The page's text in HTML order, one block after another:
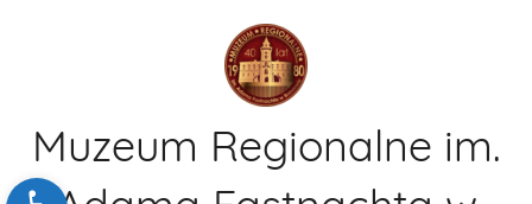
Open toolbar
Muzeum Regionalne im.